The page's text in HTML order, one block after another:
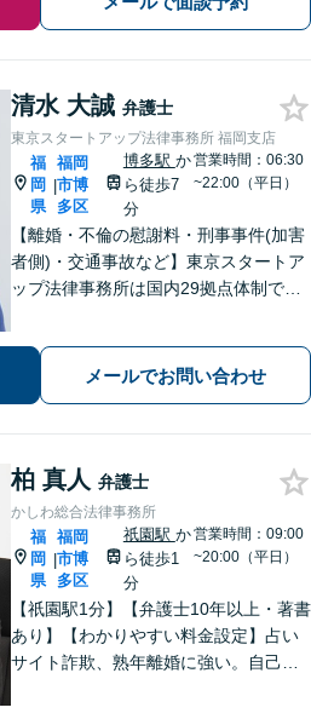
清水 大誠 弁護士
東京スタートアップ法律事務所 福岡支店
福
岡
県
|
福岡
市博
多区
博多駅 か
ら徒歩7
分
営業時間：06:30
~22:00（平日）
【離婚・不倫の慰謝料・刑事事件(加害
者側)・交通事故など】東京スタートア
ップ法律事務所は国内29拠点体制で全
専門性の高い弁護士が寄り添い解決を
サポートします。
メールでお問い合わせ
柏 真人 弁護士
かしわ総合法律事務所
福
岡
県
|
福岡
市博
多区
祇園駅 か
ら徒歩1
分
営業時間：09:00
~20:00（平日）
【祇園駅1分】【弁護士10年以上・著書
あり】【わかりやすい料金設定】占い
サイト詐欺、熟年離婚に強い。自己破